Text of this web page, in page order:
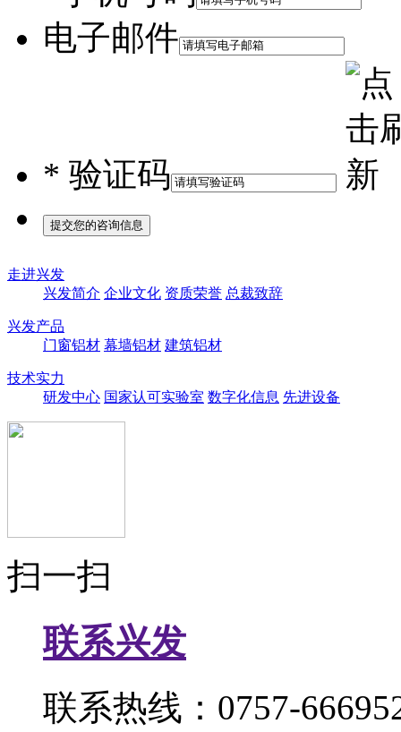
电子邮件
* 验证码
走进兴发
兴发简介 企业文化 资质荣誉 总裁致辞
兴发产品
门窗铝材 幕墙铝材 建筑铝材
技术实力
研发中心 国家认可实验室 数字化信息 先进设备
扫一扫
联系兴发
联系热线：0757-